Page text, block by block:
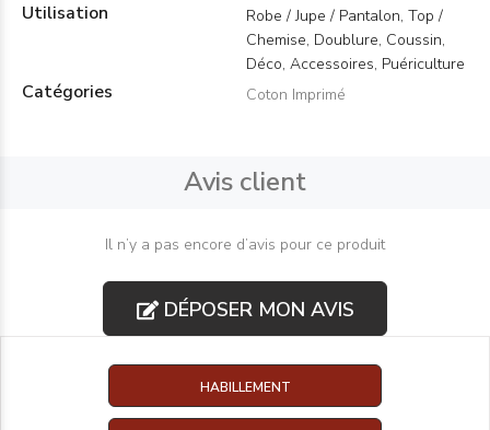
Utilisation
Robe / Jupe / Pantalon, Top /
Chemise, Doublure, Coussin,
Déco, Accessoires, Puériculture
Catégories Coton Imprimé
Avis client
Il n’y a pas encore d’avis pour ce produit
DÉPOSER MON AVIS
HABILLEMENT